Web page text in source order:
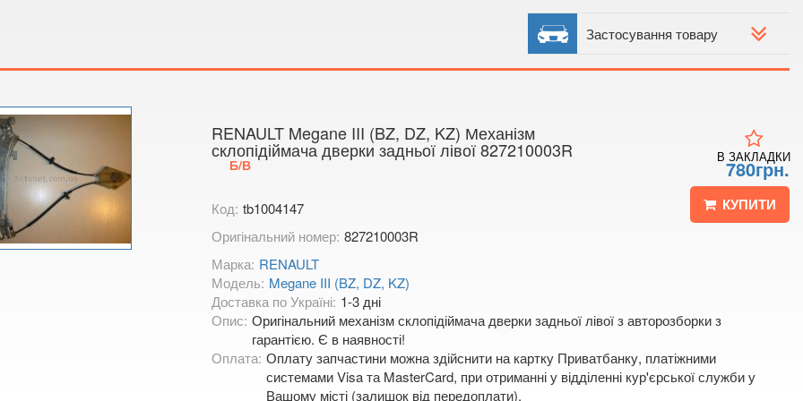
Застосування товару
RENAULT Megane III (BZ, DZ, KZ) Механізм
склопідіймача дверки задньої лівої 827210003R
Б/В 780грн.
КУПИТИ
В ЗАКЛАДКИ
Код: tb1004147
Оригінальний номер: 827210003R
Марка: RENAULT
Модель: Megane III (BZ, DZ, KZ)
Доставка по Україні: 1-3 дні
Опис: Оригінальний механізм склопідіймача дверки задньої лівої з авторозборки з
гарантією. Є в наявності!
Оплата: Оплату запчастини можна здійснити на картку Приватбанку, платіжними
системами Visa та MasterCard, при отриманні у відділенні кур'єрської служби у
Вашому місті (залишок від передоплати).